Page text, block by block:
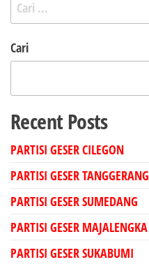
untuk:
Cari
Recent Posts
PARTISI GESER CILEGON
PARTISI GESER TANGGERANG
PARTISI GESER SUMEDANG
PARTISI GESER MAJALENGKA
PARTISI GESER SUKABUMI